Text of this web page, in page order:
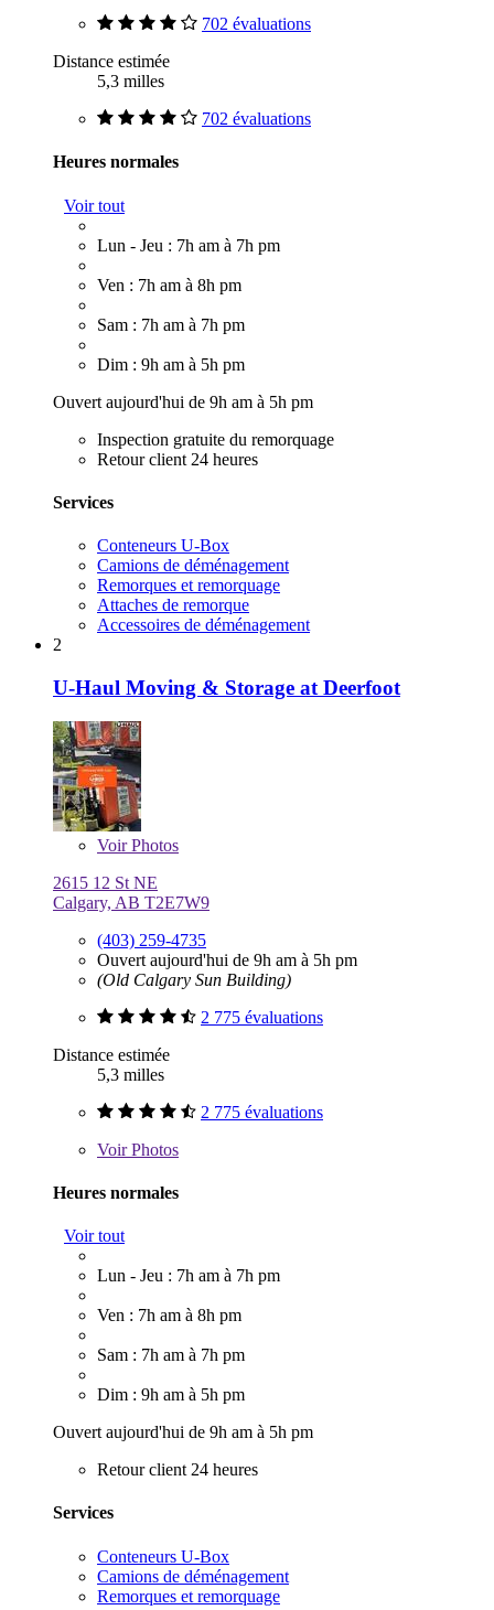
702 évaluations
Distance estimée
5,3 milles
702 évaluations
Heures normales
Voir tout
Lun - Jeu : 7h am à 7h pm
Ven : 7h am à 8h pm
Sam : 7h am à 7h pm
Dim : 9h am à 5h pm
Ouvert aujourd'hui de 9h am à 5h pm
Inspection gratuite du remorquage
Retour client 24 heures
Services
Conteneurs U-Box
Camions de déménagement
Remorques et remorquage
Attaches de remorque
Accessoires de déménagement
2
U-Haul Moving & Storage at Deerfoot
VoirPhotos
2615 12 St NE
Calgary, AB T2E7W9
(403) 259-4735
Ouvert aujourd'hui de 9h am à 5h pm
(Old Calgary Sun Building)
2 775 évaluations
Distance estimée
5,3 milles
2 775 évaluations
VoirPhotos
Heures normales
Voir tout
Lun - Jeu : 7h am à 7h pm
Ven : 7h am à 8h pm
Sam : 7h am à 7h pm
Dim : 9h am à 5h pm
Ouvert aujourd'hui de 9h am à 5h pm
Retour client 24 heures
Services
Conteneurs U-Box
Camions de déménagement
Remorques et remorquage